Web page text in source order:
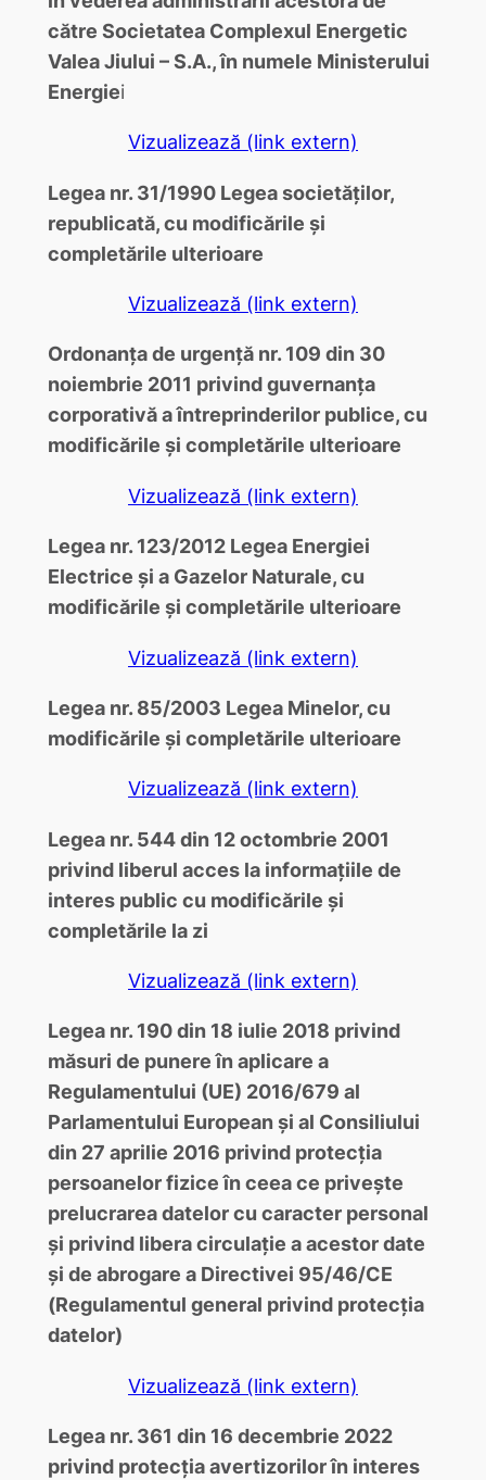
către Societatea Complexul Energetic
Valea Jiului – S.A., în numele Ministerului
Energiei
Vizualizează (link extern)
Legea nr. 31/1990 Legea societăţilor,
republicată, cu modificările şi
completările ulterioare
Vizualizează (link extern)
Ordonanţa de urgenţă nr. 109 din 30
noiembrie 2011 privind guvernanţa
corporativă a întreprinderilor publice, cu
modificările şi completările ulterioare
Vizualizează (link extern)
Legea nr. 123/2012 Legea Energiei
Electrice şi a Gazelor Naturale, cu
modificările şi completările ulterioare
Vizualizează (link extern)
Legea nr. 85/2003 Legea Minelor, cu
modificările şi completările ulterioare
Vizualizează (link extern)
Legea nr. 544 din 12 octombrie 2001
privind liberul acces la informaţiile de
interes public cu modificările şi
completările la zi
Vizualizează (link extern)
Legea nr. 190 din 18 iulie 2018 privind
măsuri de punere în aplicare a
Regulamentului (UE) 2016/679 al
Parlamentului European şi al Consiliului
din 27 aprilie 2016 privind protecţia
persoanelor fizice în ceea ce priveşte
prelucrarea datelor cu caracter personal
şi privind libera circulaţie a acestor date
şi de abrogare a Directivei 95/46/CE
(Regulamentul general privind protecţia
datelor)
Vizualizează (link extern)
Legea nr. 361 din 16 decembrie 2022
privind protecția avertizorilor în interes